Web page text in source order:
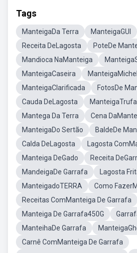
Tags
ManteigaDa Terra ManteigaGUI
Receita DeLagosta
PoteDe
Mandioca NaManteiga
ManteigaCaseira
ManteigaClarificada
FotosDe
Cauda DeLagosta
Mantega Da Terra
Cena
ManteigaDo Sertão
BaldeDe
Calda DeLagosta
Lagosta
Manteiga DeGado
Receita
MandeigaDe Garrafa
Lagosta
ManteigadoTERRA
Como
Receitas ComManteiga De Garrafa
Manteiga De Garrafa450G
ManteihaDe Garrafa
Carnê ComManteiga De Garrafa